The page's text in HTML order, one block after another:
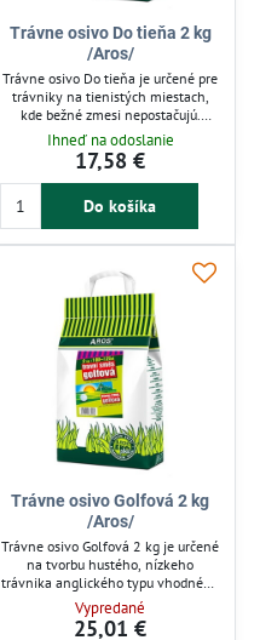
Trávne osivo Do tieňa 2 kg
/Aros/
Trávne osivo Do tieňa je určené pre
trávniky na tienistých miestach,
kde bežné zmesi nepostačujú.
Obsahuje odolné druhy tráv
odolávajúce zatieneniu severných a
západných svahov, vhodné aj pod
solitérne stromy. Zmes zabezpečuje
zdravý rast a hustý porast na
Ihneď na odoslanie
17,58 €
Do košíka
Trávne osivo Golfová 2 kg
/Aros/
Trávne osivo Golfová 2 kg je určené
na tvorbu hustého, nízkeho
trávnika anglického typu vhodného
pre reprezentatívne plochy. Zmes
obsahuje odolné druhy tráv s dlhou
Vypredané
25,01 €